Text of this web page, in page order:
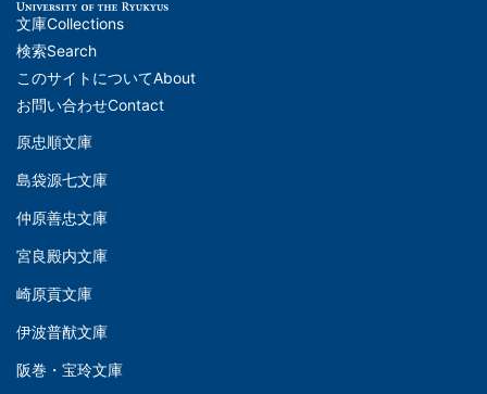
メ
イ
ン
ナ
ビ
ー
シ
ョ
ン
ッ
文庫Collections
検索Search
このサイトについてAbout
お問い合わせContact
文
(Left)
原忠順文庫
島袋源七文庫
仲原善忠文庫
文
(Middle)
宮良殿内文庫
崎原貢文庫
伊波普猷文庫
阪巻・宝玲文庫